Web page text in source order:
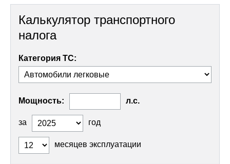
Калькулятор транспортного
налога
Категория ТС:
Мощность: л.с.
за год
месяцев эксплуатации